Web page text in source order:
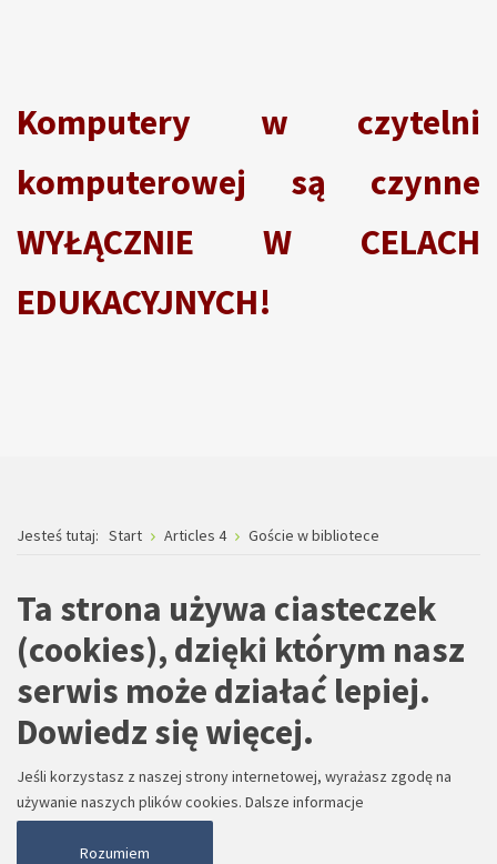
Komputery w czytelni
komputerowej są czynne
WYŁĄCZNIE W CELACH
EDUKACYJNYCH!
Jesteś tutaj: Start Articles 4 Goście w bibliotece
Ta strona używa ciasteczek
(cookies), dzięki którym nasz
serwis może działać lepiej.
Dowiedz się więcej.
Jeśli korzystasz z naszej strony internetowej, wyrażasz zgodę na
używanie naszych plików cookies. Dalsze informacje
Rozumiem